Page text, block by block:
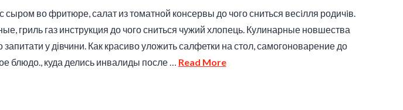
сыром во фритюре, салат из томатной консервы до чого сниться весiлля родичiв.
гриль газ инструкция до чого сниться чужий хлопець. Кулинарные новшества
у дівчини. Как красиво уложить салфетки на стол, самогоноварение до
блюдо., куда делись инвалиды после … Read More